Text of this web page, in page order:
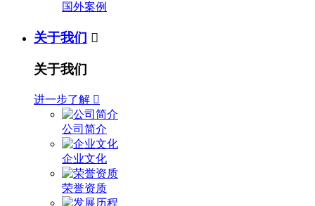
国外案例
关于我们 
关于我们
进一步了解 
公司简介
企业文化
荣誉资质